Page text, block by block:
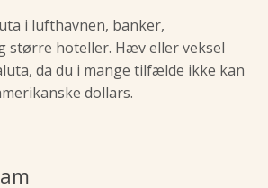
i lufthavnen, banker,
større hoteller. Hæv eller veksel
da du i mange tilfælde ikke kan
dollars.